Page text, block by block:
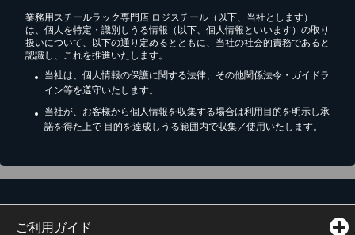
業務用スチールラック専門店 ロジスチール（以下、当社とします）
は、個人を特定・識別しうる情報（以下、個人情報といいます）の取り
扱いについて、以下の通り定めるとともに、当社の社会的責務であると
認識し、これを推進いたします。
当社は、個人情報の保護に関する法律、その他関係法令・ガイドラ
イン等を遵守いたします。
当社が、お客様から個人情報を収集する場合は利用目的を明示し承
諾を得た上で 目的を達成しうる範囲内で収集／使用いたします。
ご利用ガイド